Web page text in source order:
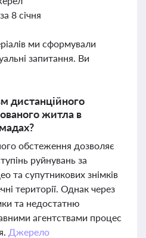
8 січня
ми сформували
запитання. Ви
дистанційного
житла в
обстеження дозволяє
руйнувань за
та супутникових знімків
території. Однак через
та недостатню
агентствами процес
Джерело